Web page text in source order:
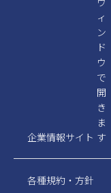
企業情報サイト
各種規約・方針